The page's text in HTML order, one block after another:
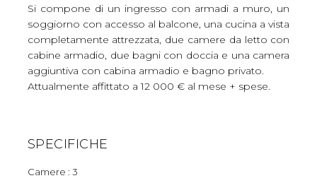
Si compone di un ingresso con armadi a muro, un
soggiorno con accesso al balcone, una cucina a vista
completamente attrezzata, due camere da letto con
cabine armadio, due bagni con doccia e una camera
aggiuntiva con cabina armadio e bagno privato.
Attualmente affittato a 12 000 € al mese + spese.
SPECIFICHE
Camere : 3